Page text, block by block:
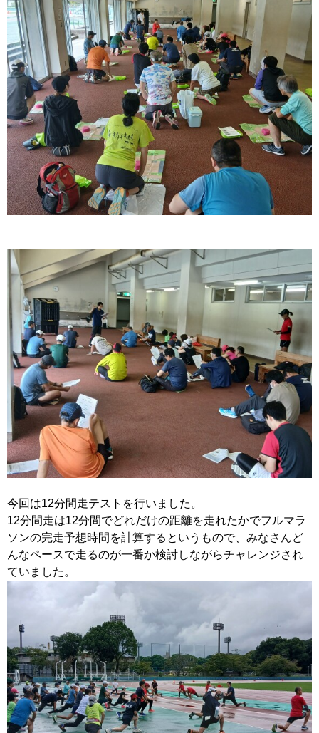
今回は12分間走テストを行いました。
12分間走は12分間でどれだけの距離を走れたかでフルマラ
ソンの完走予想時間を計算するというもので、みなさんど
んなペースで走るのが一番か検討しながらチャレンジされ
ていました。